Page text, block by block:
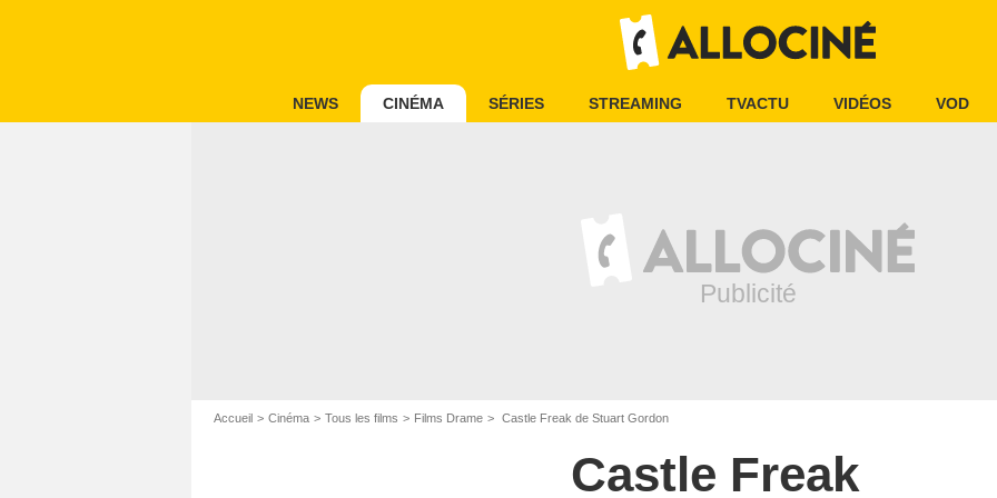
NEWS CINÉMA SÉRIES STREAMING TVACTU VIDÉOS VOD
Accueil Cinéma Tous les films Films Drame Castle Freak de Stuart Gordon
Castle Freak